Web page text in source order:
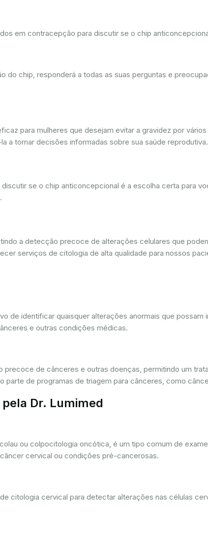
em contracepção para discutir se o chip
chip, responderá a todas as suas perguntas e
para mulheres que desejam evitar a gravidez por vários
a tomar decisões informadas sobre sua saúde reprodutiva.
se o chip anticoncepcional é a escolha certa para
a detecção precoce de alterações celulares que
serviços de citologia de alta qualidade para nossos
de identificar quaisquer alterações anormais que possam
e outras condições médicas.
de cânceres e outras doenças, permitindo um
de programas de triagem para cânceres, como
Dr. Lumimed
ou colpocitologia oncótica, é um tipo comum de
cervical ou condições pré-cancerosas.
citologia cervical para detectar alterações nas células